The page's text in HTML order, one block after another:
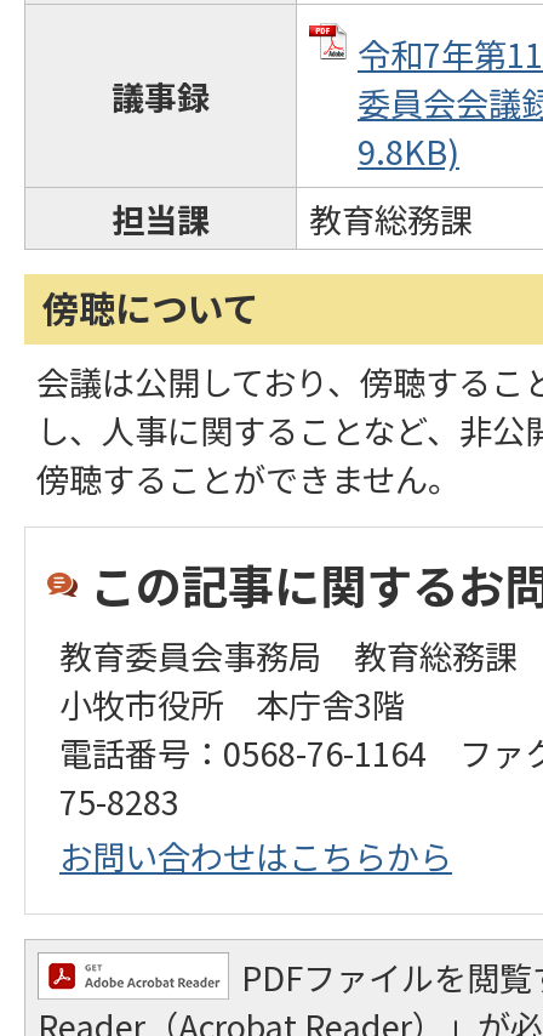
議事録
令和7年第
委員会会議
9.8KB)
担当課
教育総務課
傍聴について
会議は公開しており、傍聴するこ
し、人事に関することなど、非
傍聴することができません。
この記事に関するお
教育委員会事務局 教育総務
小牧市役所 本庁舎3階
電話番号：0568-76-1164 ファ
75-8283
お問い合わせはこちらから
PDFファイルを閲
Reader（Acrobat Reader）」が